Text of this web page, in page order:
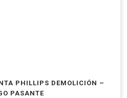
PHILLIPS DEMOLICIÓN –
PASANTE